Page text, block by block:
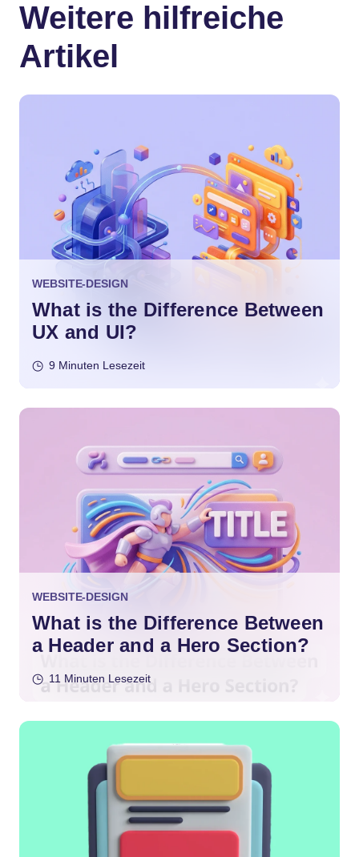
Weitere hilfreiche
Artikel
WEBSITE-DESIGN
What is the Difference Between
UX and UI?
9 Minuten Lesezeit
WEBSITE-DESIGN
What is the Difference Between
a Header and a Hero Section?
11 Minuten Lesezeit